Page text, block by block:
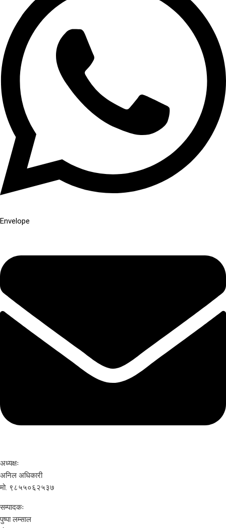
Envelope
अध्यक्षः
अनिल अधिकारी
मो. ९८५५०६२५३७
सम्पादकः
पुष्पा लम्साल